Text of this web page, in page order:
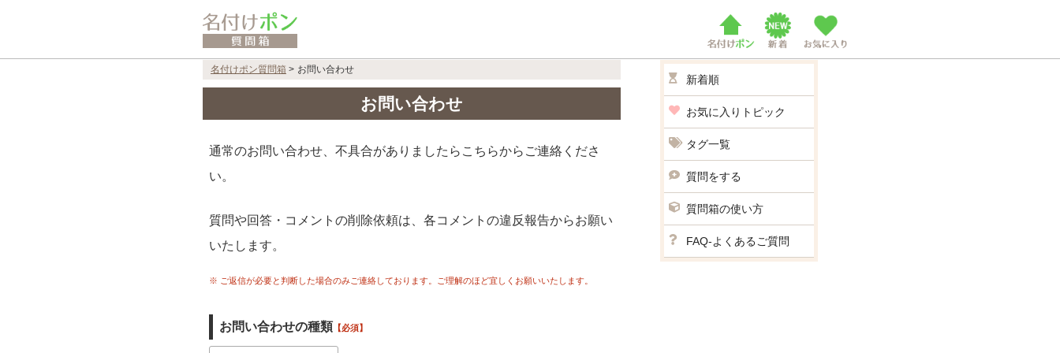
名付けポン質問箱 > お問い合わせ
お問い合わせ
通常のお問い合わせ、不具合がありましたらこちらからご連絡くださ
い。
質問や回答・コメントの削除依頼は、各コメントの違反報告からお願い
いたします。
※ ご返信が必要と判断した場合のみご連絡しております。ご理解のほど宜しくお願いいたします。
お問い合わせの種類 【必須】
新着順
お気に入りトピック
タグ一覧
質問をする
質問箱の使い方
FAQ-よくあるご質問